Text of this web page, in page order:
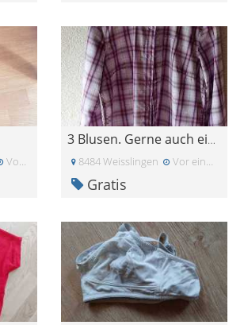
Vor einem Monat
3 Blusen. Gerne auch einzeln
8484 Weisslingen Vor einer Woche
Gratis